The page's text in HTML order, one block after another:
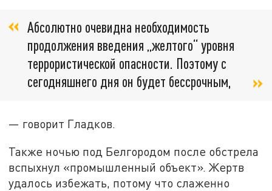
Абсолютно очевидна необходимость
продолжения введения „желтого“ уровня
террористической опасности. Поэтому с
сегодняшнего дня он будет бессрочным,
— говорит Гладков.
Также ночью под Белгородом после обстрела
вспыхнул «промышленный объект». Жертв
удалось избежать, потому что слаженно